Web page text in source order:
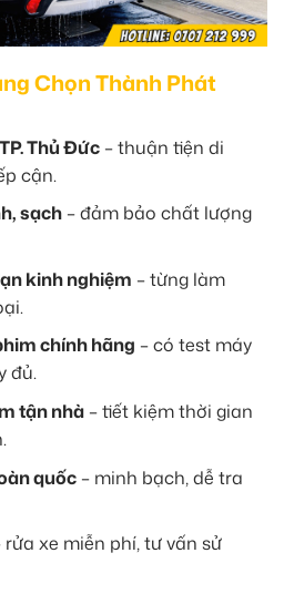
Chọn Thành Phát
Thủ Đức – thuận tiện di
cận.
sạch – đảm bảo chất lượng
kinh nghiệm – từng làm
chính hãng – có test máy
đủ.
tận nhà – tiết kiệm thời gian
quốc – minh bạch, dễ tra
rửa xe miễn phí, tư vấn sử